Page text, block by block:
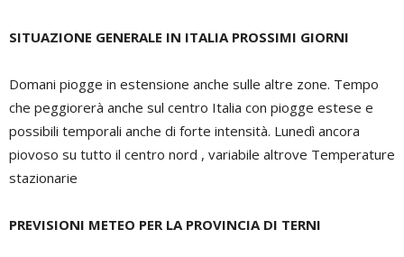
SITUAZIONE GENERALE IN ITALIA PROSSIMI GIORNI
Domani piogge in estensione anche sulle altre zone. Tempo
che peggiorerà anche sul centro Italia con piogge estese e
possibili temporali anche di forte intensità. Lunedì ancora
piovoso su tutto il centro nord , variabile altrove Temperature
stazionarie
PREVISIONI METEO PER LA PROVINCIA DI TERNI